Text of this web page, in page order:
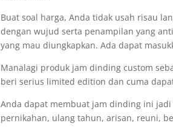
Buat soal harga, Anda tidak usah risau
dengan wujud serta penampilan yang
yang mau diungkapkan. Ada dapat
Manalagi produk jam dinding custom
beri serius limited edition dan cuma
Anda dapat membuat jam dinding ini
pernikahan, ulang tahun, arisan, reuni,